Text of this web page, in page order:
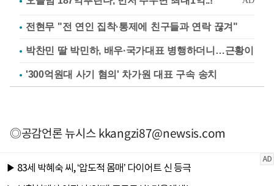
전현무 "전 연인 집착·통제에 친구들과 연락 끊겨"
박찬민 딸 박민하, 배우·국가대표 병행하더니…근황이
'300억원대 사기 혐의' 차가원 대표 구속 송치
◎공감언론 뉴시스kkangzi87@newsis.com